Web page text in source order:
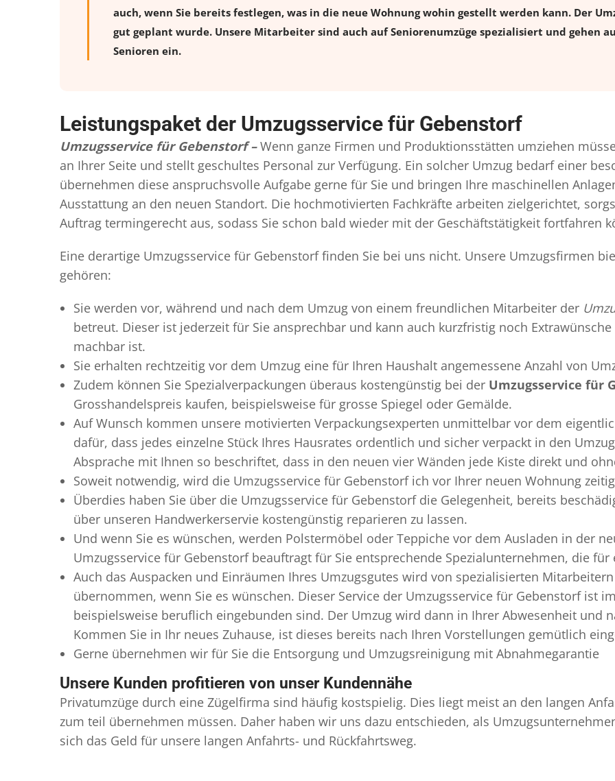
auch, wenn Sie bereits festlegen, was in die neue Wohnung wohin gestellt werden kann. Der
gut geplant wurde. Unsere Mitarbeiter sind auch auf Seniorenumzüge spezialisiert und gehen
Senioren ein.
Leistungspaket der Umzugsservice für Gebenstorf
Umzugsservice für Gebenstorf – Wenn ganze Firmen und Produktionsstätten umziehen
an Ihrer Seite und stellt geschultes Personal zur Verfügung. Ein solcher Umzug bedarf einer
übernehmen diese anspruchsvolle Aufgabe gerne für Sie und bringen Ihre maschinellen
Ausstattung an den neuen Standort. Die hochmotivierten Fachkräfte arbeiten zielgerichtet,
Auftrag termingerecht aus, sodass Sie schon bald wieder mit der Geschäftstätigkeit fortfahren
Eine derartige Umzugsservice für Gebenstorf finden Sie bei uns nicht. Unsere Umzugsfirmen
gehören:
Sie werden vor, während und nach dem Umzug von einem freundlichen Mitarbeiter der
betreut. Dieser ist jederzeit für Sie ansprechbar und kann auch kurzfristig noch
machbar ist.
Sie erhalten rechtzeitig vor dem Umzug eine für Ihren Haushalt angemessene Anzahl von
Zudem können Sie Spezialverpackungen überaus kostengünstig bei der Umzugsservice für
Grosshandelspreis kaufen, beispielsweise für grosse Spiegel oder Gemälde.
Auf Wunsch kommen unsere motivierten Verpackungsexperten unmittelbar vor dem
dafür, dass jedes einzelne Stück Ihres Hausrates ordentlich und sicher verpackt in den
Absprache mit Ihnen so beschriftet, dass in den neuen vier Wänden jede Kiste direkt und
Soweit notwendig, wird die Umzugsservice für Gebenstorf ich vor Ihrer neuen Wohnung
Überdies haben Sie über die Umzugsservice für Gebenstorf die Gelegenheit, bereits
über unseren Handwerkerservie kostengünstig reparieren zu lassen.
Und wenn Sie es wünschen, werden Polstermöbel oder Teppiche vor dem Ausladen in der
Umzugsservice für Gebenstorf beauftragt für Sie entsprechende Spezialunternehmen, die
Auch das Auspacken und Einräumen Ihres Umzugsgutes wird von spezialisierten
übernommen, wenn Sie es wünschen. Dieser Service der Umzugsservice für Gebenstorf ist
beispielsweise beruflich eingebunden sind. Der Umzug wird dann in Ihrer Abwesenheit und
Kommen Sie in Ihr neues Zuhause, ist dieses bereits nach Ihren Vorstellungen gemütlich
Gerne übernehmen wir für Sie die Entsorgung und Umzugsreinigung mit Abnahmegarantie
Unsere Kunden profitieren von unser Kundennähe
Privatumzüge durch eine Zügelfirma sind häufig kostspielig. Dies liegt meist an den langen
zum teil übernehmen müssen. Daher haben wir uns dazu entschieden, als
sich das Geld für unsere langen Anfahrts- und Rückfahrtsweg.